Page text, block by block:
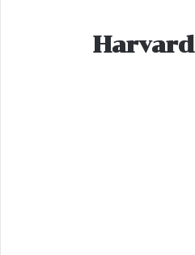
جامعة هارفارد | Harvard